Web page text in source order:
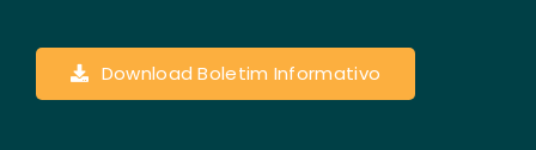
SERVIÇOS
ABRIR UM NEGÓCIO
Download Boletim Informativo